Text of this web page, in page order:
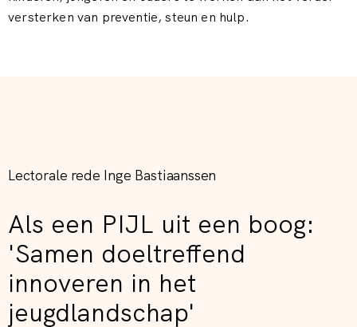
versterken van preventie, steun en hulp.
Lectorale rede Inge Bastiaanssen
Als een PIJL uit een boog:
'Samen doeltreffend
innoveren in het
jeugdlandschap'